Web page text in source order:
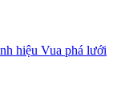
hiệu Vua phá lưới